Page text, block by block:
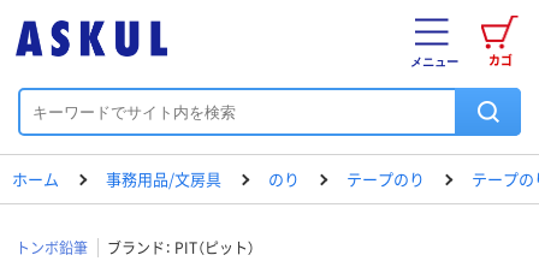
カゴ
メニュー
ホーム 事務用品/文房具 のり テープのり テープの
トンボ鉛筆 ブランド： PIT（ピット）